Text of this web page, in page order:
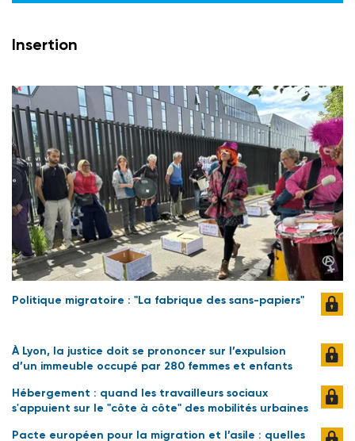
Insertion
Politique migratoire : "La fabrique des sans-papiers"
À Lyon, la justice doit se prononcer sur l’expulsion
d’un immeuble occupé par 280 femmes et enfants
Hébergement : quand les travailleurs sociaux
s'appuient sur le "côte à côte" des mobilités urbaines
Pacte européen pour la migration et l’asile : quelles